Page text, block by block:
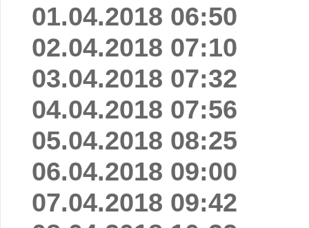
01.04.2018 06:50
02.04.2018 07:10
03.04.2018 07:32
04.04.2018 07:56
05.04.2018 08:25
06.04.2018 09:00
07.04.2018 09:42